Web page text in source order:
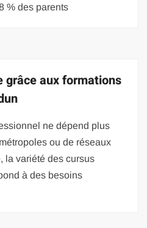
% des parents
grâce aux formations
ne dépend plus
ou de réseaux
la variété des cursus
à des besoins